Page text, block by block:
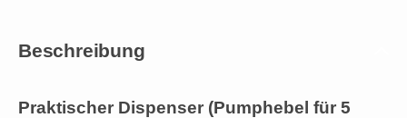
Beschreibung
Praktischer Dispenser (Pumphebel für 5